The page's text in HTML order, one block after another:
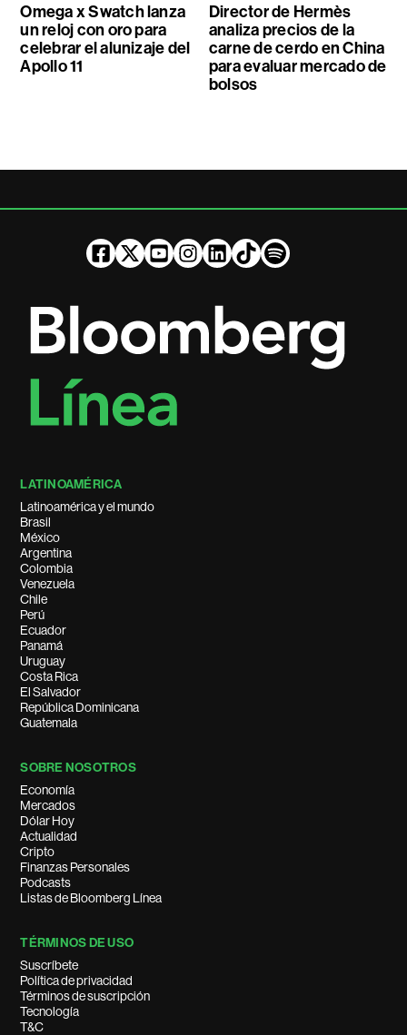
Omega x Swatch lanza
un reloj con oro para
celebrar el alunizaje del
Apollo 11
Director de Hermès
analiza precios de la
carne de cerdo en China
para evaluar mercado de
bolsos
LATINOAMÉRICA
Latinoamérica y el mundo
Brasil
México
Argentina
Colombia
Venezuela
Chile
Perú
Ecuador
Panamá
Uruguay
Costa Rica
El Salvador
República Dominicana
Guatemala
SOBRE NOSOTROS
Economía
Mercados
Dólar Hoy
Actualidad
Cripto
Finanzas Personales
Podcasts
Listas de Bloomberg Línea
TÉRMINOS DE USO
Suscríbete
Política de privacidad
Términos de suscripción
Tecnología
T&C